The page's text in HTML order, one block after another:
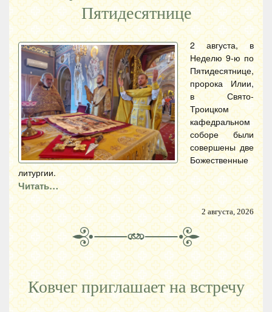
Пятидесятнице
2 августа, в
Неделю 9-ю по
Пятидесятнице,
пророка Илии,
в Свято-
Троицком
кафедральном
соборе были
совершены две
Божественные
литургии.
Читать…
2 августа, 2026
Ковчег приглашает на встречу